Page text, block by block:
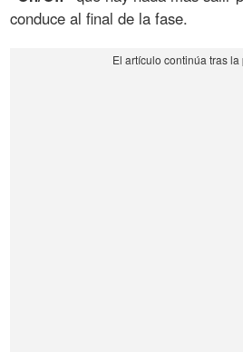
conduce al final de la fase.